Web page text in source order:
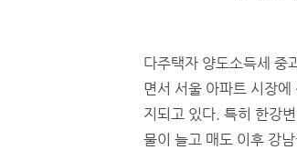
다주택자 양도소득세 중
면서 서울 아파트 시장
지되고 있다. 특히 한강
물이 늘고 매도 이후 강